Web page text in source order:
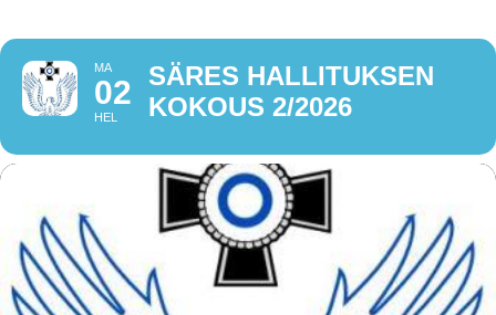
MA
02
HEL
SÄRES HALLITUKSEN
KOKOUS 2/2026